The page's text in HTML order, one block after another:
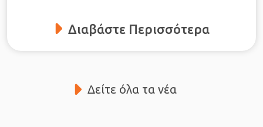
Διαβάστε Περισσότερα
Δείτε όλα τα νέα